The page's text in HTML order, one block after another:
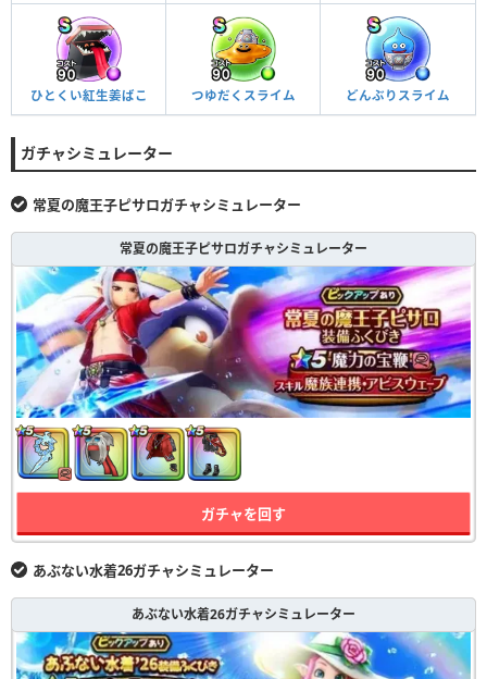
ひとくい紅生姜ばこ つゆだくスライム どんぶりスライム
ガチャシミュレーター
常夏の魔王子ピサロガチャシミュレーター
常夏の魔王子ピサロガチャシミュレーター
ガチャを回す
あぶない水着26ガチャシミュレーター
あぶない水着26ガチャシミュレーター